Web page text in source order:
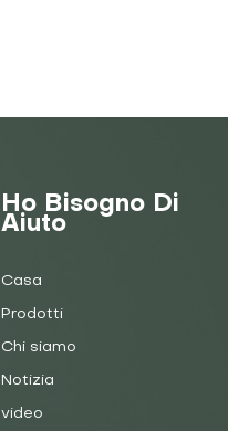
Ho Bisogno Di
Aiuto
Casa
Prodotti
Chi siamo
Notizia
video